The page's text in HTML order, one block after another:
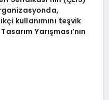
kullanımını teşvik
Yarışması’nın